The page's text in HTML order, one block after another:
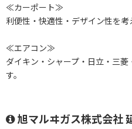
≪カーポート≫
利便性・快適性・デザイン性を考
≪エアコン≫
ダイキン・シャープ・日立・三
す。
旭マルヰガス株式会社